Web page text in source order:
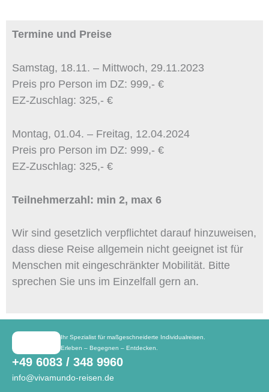
Termine und Preise
Samstag, 18.11. – Mittwoch, 29.11.2023
Preis pro Person im DZ: 999,- €
EZ-Zuschlag: 325,- €
Montag, 01.04. – Freitag, 12.04.2024
Preis pro Person im DZ: 999,- €
EZ-Zuschlag: 325,- €
Teilnehmerzahl: min 2, max 6
Wir sind gesetzlich verpflichtet darauf hinzuweisen,
dass diese Reise allgemein nicht geeignet ist für
Menschen mit eingeschränkter Mobilität. Bitte
sprechen Sie uns im Einzelfall gern an.
Ihr Spezialist für maßgeschneiderte Individualreisen.
Erleben – Begegnen – Entdecken.
+49 6083 / 348 9960
info@vivamundo-reisen.de